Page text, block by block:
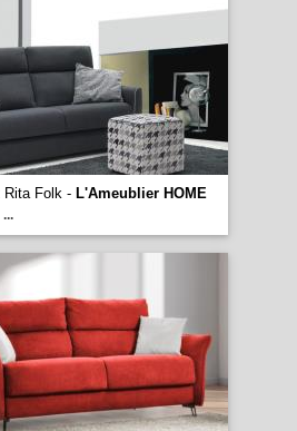
Rita Folk - L'Ameublier HOME
...